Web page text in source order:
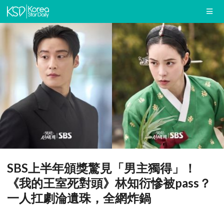
SBS上半年頒獎驚見「男主獨得」！
《我的王室死對頭》林知衍慘被pass？
一人扛劇淪遺珠，全網炸鍋